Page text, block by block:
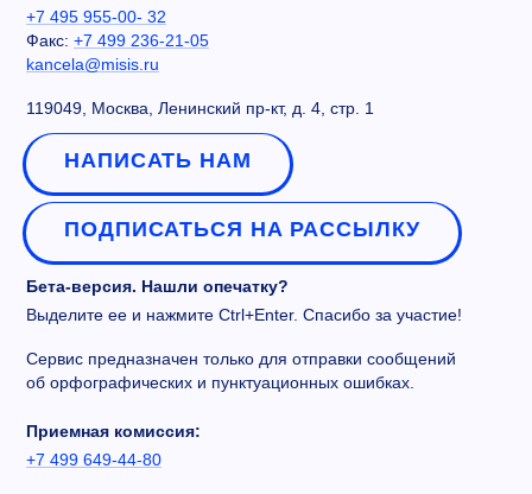
+7 495 955-00- 32
Факс: +7 499 236-21-05
kancela@misis.ru
119049, Москва, Ленинский пр-кт, д. 4, стр. 1
НАПИСАТЬ НАМ
ПОДПИСАТЬСЯ НА РАССЫЛКУ
Бета-версия. Нашли опечатку?
Выделите ее и нажмите Ctrl+Enter. Спасибо за участие!
Сервис предназначен только для отправки сообщений
об орфографических и пунктуационных ошибках.
Приемная комиссия:
+7 499 649-44-80